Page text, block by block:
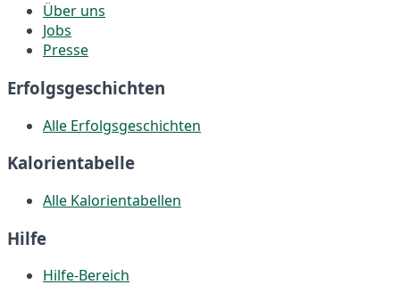
Über uns
Jobs
Presse
Erfolgsgeschichten
Alle Erfolgsgeschichten
Kalorientabelle
Alle Kalorientabellen
Hilfe
Hilfe-Bereich